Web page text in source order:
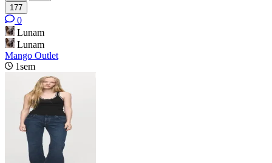
177
0
Lunam
Lunam
Mango Outlet
1sem